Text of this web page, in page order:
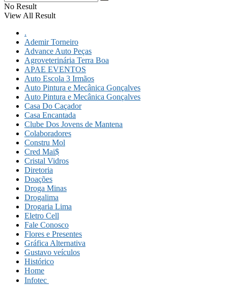
No Result
View All Result
.
Ademir Torneiro
Advance Auto Peças
Agroveterinária Terra Boa
APAE EVENTOS
Auto Escola 3 Irmãos
Auto Pintura e Mecânica Gonçalves
Auto Pintura e Mecânica Gonçalves
Casa Do Caçador
Casa Encantada
Clube Dos Jovens de Mantena
Colaboradores
Constru Mol
Cred Mai$
Cristal Vidros
Diretoria
Doações
Droga Minas
Drogalima
Drogaria Lima
Eletro Cell
Fale Conosco
Flores e Presentes
Gráfica Alternativa
Gustavo veículos
Histórico
Home
Infotec